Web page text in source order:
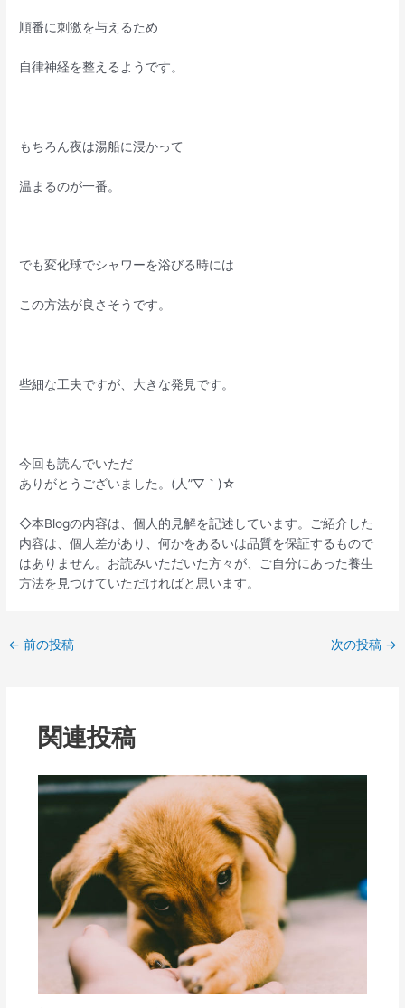
順番に刺激を与えるため
自律神経を整えるようです。
もちろん夜は湯船に浸かって
温まるのが一番。
でも変化球でシャワーを浴びる時には
この方法が良さそうです。
些細な工夫ですが、大きな発見です。
今回も読んでいただ
ありがとうございました。(人”▽｀)☆
◇本Blogの内容は、個人的見解を記述しています。ご紹介した
内容は、個人差があり、何かをあるいは品質を保証するもので
はありません。お読みいただいた方々が、ご自分にあった養生
方法を見つけていただければと思います。
← 前の投稿 次の投稿 →
関連投稿